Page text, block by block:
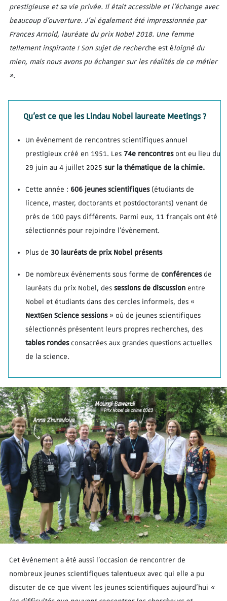
prestigieuse et sa vie privée. Il était accessible et l’échange avec
beaucoup d’ouverture. J’ai également été impressionnée par
Frances Arnold, lauréate du prix Nobel 2018. Une femme
tellement inspirante ! Son sujet de recherche est éloigné du
mien, mais nous avons pu échanger sur les réalités de ce métier
».
Qu’est ce que les Lindau Nobel laureate Meetings ?
Un évènement de rencontres scientifiques annuel
prestigieux créé en 1951. Les 74e rencontresont eu lieu du
29 juin au 4 juillet 2025 sur la thématique de la chimie.
Cette année : 606 jeunes scientifiques (étudiants de
licence, master, doctorants et postdoctorants) venant de
près de 100 pays différents. Parmi eux, 11 français ont été
sélectionnés pour rejoindre l’évènement.
Plus de 30 lauréats de prix Nobel présents
De nombreux évènements sous forme de conférencesde
lauréats du prix Nobel, des sessions de discussion entre
Nobel et étudiants dans des cercles informels, des «
NextGen Science sessions » où de jeunes scientifiques
sélectionnés présentent leurs propres recherches, des
tables rondesconsacrées aux grandes questions actuelles
de la science.
Cet événement a été aussi l’occasion de rencontrer de
nombreux jeunes scientifiques talentueux avec qui elle a pu
discuter de ce que vivent les jeunes scientifiques aujourd’hui «